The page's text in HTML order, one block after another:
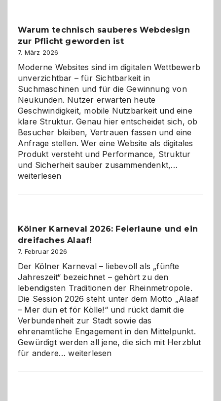
den
Logikrätseln
Warum technisch sauberes Webdesign
zur Pflicht geworden ist
7. März 2026
Moderne Websites sind im digitalen Wettbewerb
unverzichtbar – für Sichtbarkeit in
Suchmaschinen und für die Gewinnung von
Neukunden. Nutzer erwarten heute
Geschwindigkeit, mobile Nutzbarkeit und eine
klare Struktur. Genau hier entscheidet sich, ob
Besucher bleiben, Vertrauen fassen und eine
Anfrage stellen. Wer eine Website als digitales
Produkt versteht und Performance, Struktur
und Sicherheit sauber zusammendenkt,…
geworden
weiterlesen
Kölner Karneval 2026: Feierlaune und ein
dreifaches Alaaf!
7. Februar 2026
Der Kölner Karneval – liebevoll als „fünfte
Jahreszeit“ bezeichnet – gehört zu den
lebendigsten Traditionen der Rheinmetropole.
Die Session 2026 steht unter dem Motto „Alaaf
– Mer dun et för Kölle!“ und rückt damit die
Verbundenheit zur Stadt sowie das
ehrenamtliche Engagement in den Mittelpunkt.
Gewürdigt werden all jene, die sich mit Herzblut
für andere…Kölner
weiterlesen